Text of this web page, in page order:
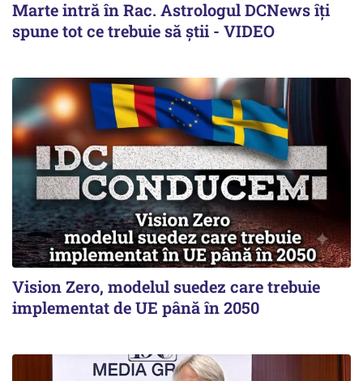
Marte intră în Rac. Astrologul DCNews îți
spune tot ce trebuie să știi - VIDEO
Vision Zero, modelul suedez care trebuie
implementat de UE până în 2050